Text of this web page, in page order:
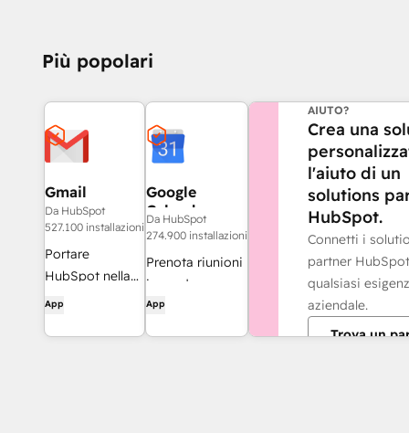
Più popolari
Gmail
Da HubSpot
527.100 installazioni
Portare
HubSpot nella
casella di posta
l'integrazione
App
Google
Calendar
Da HubSpot
274.900 installazioni
Prenota riunioni
in modo
semplice e
App
AIUTO?
Crea una
l'aiuto di un
solutions
HubSpot.
Connetti i
partner
qualsiasi
aziendale.
Trova un